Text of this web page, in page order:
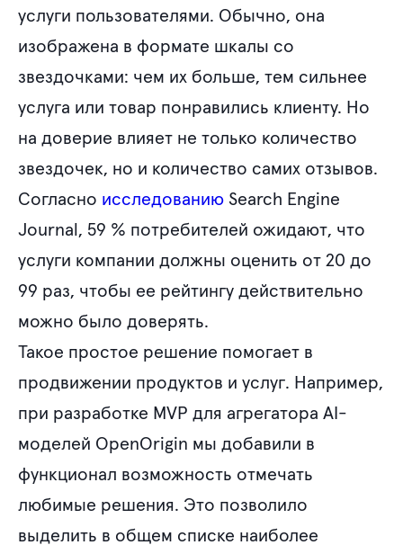
услуги пользователями. Обычно, она
изображена в формате шкалы со
звездочками: чем их больше, тем сильнее
услуга или товар понравились клиенту. Но
на доверие влияет не только количество
звездочек, но и количество самих отзывов.
Согласно исследованию Search Engine
Journal, 59 % потребителей ожидают, что
услуги компании должны оценить от 20 до
99 раз, чтобы ее рейтингу действительно
можно было доверять.
Такое простое решение помогает в
продвижении продуктов и услуг. Например,
при разработке MVP для агрегатора AI-
моделей OpenOrigin мы добавили в
функционал возможность отмечать
любимые решения. Это позволило
выделить в общем списке наиболее